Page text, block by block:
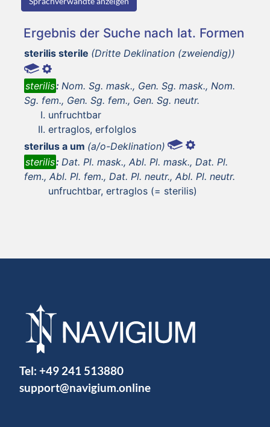
Ergebnis der Suche nach lat. Formen
sterilis sterile (Dritte Deklination (zweiendig))
sterilis: Nom. Sg. mask., Gen. Sg. mask., Nom.
Sg. fem., Gen. Sg. fem., Gen. Sg. neutr.
unfruchtbar
ertraglos, erfolglos
sterilus a um (a/o-Deklination)
sterilis: Dat. Pl. mask., Abl. Pl. mask., Dat. Pl.
fem., Abl. Pl. fem., Dat. Pl. neutr., Abl. Pl. neutr.
unfruchtbar, ertraglos (= sterilis)
Tel: +49 241 513880
support@navigium.online